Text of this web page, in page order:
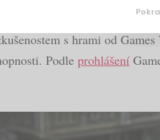
strany ještě upřesnit v
s hrami od
Podle prohlášení